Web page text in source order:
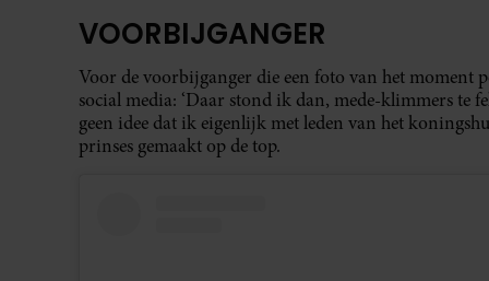
VOORBIJGANGER
Voor de voorbijganger die een foto van het moment
social media: ‘Daar stond ik dan, mede-klimmers
geen idee dat ik eigenlijk met leden van het
prinses gemaakt op de top.